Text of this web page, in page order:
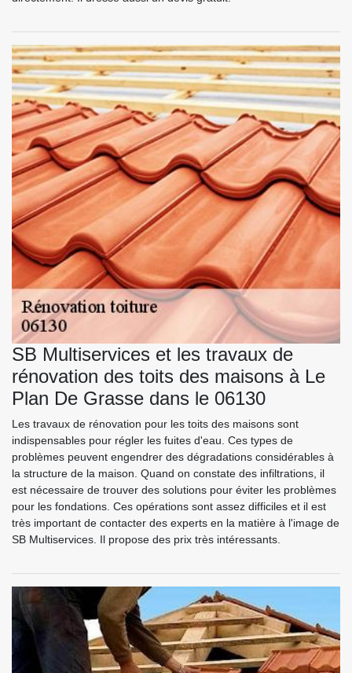
SB Multiservices et les travaux de
rénovation des toits des maisons à Le
Plan De Grasse dans le 06130
Les travaux de rénovation pour les toits des maisons sont
indispensables pour régler les fuites d'eau. Ces types de
problèmes peuvent engendrer des dégradations considérables à
la structure de la maison. Quand on constate des infiltrations, il
est nécessaire de trouver des solutions pour éviter les problèmes
pour les fondations. Ces opérations sont assez difficiles et il est
très important de contacter des experts en la matière à l'image de
SB Multiservices. Il propose des prix très intéressants.